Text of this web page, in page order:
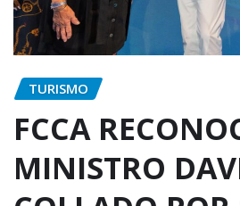
TURISMO
FCCA
MINISTRO